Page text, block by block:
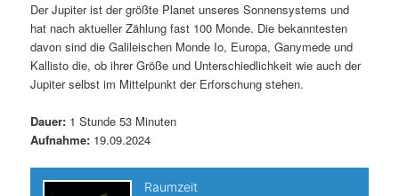
Der Jupiter ist der größte Planet unseres Sonnensystems und
hat nach aktueller Zählung fast 100 Monde. Die bekanntesten
davon sind die Galileischen Monde Io, Europa, Ganymede und
Kallisto die, ob ihrer Größe und Unterschiedlichkeit wie auch der
Jupiter selbst im Mittelpunkt der Erforschung stehen.
Dauer: 1 Stunde 53 Minuten
Aufnahme: 19.09.2024